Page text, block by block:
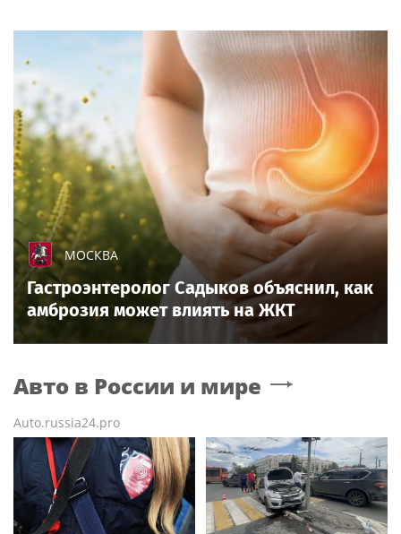
МОСКВА
Гастроэнтеролог Садыков объяснил, как
амброзия может влиять на ЖКТ
Авто в России и мире
Auto.russia24.pro